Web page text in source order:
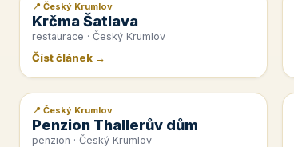
📰 PR článek
📍 Český Krumlov
Krčma Šatlava
restaurace · Český Krumlov
Číst článek →
📰 PR článek
📍 Český Krumlov
Penzion Thallerův dům
penzion · Český Krumlov